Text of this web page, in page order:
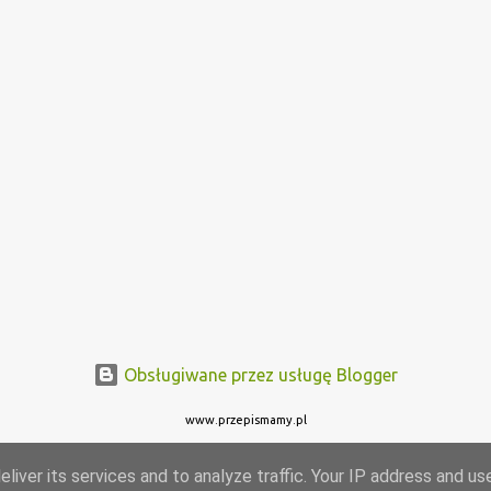
Obsługiwane przez usługę Blogger
www.przepismamy.pl
its services and to analyze traffic. Your IP address and